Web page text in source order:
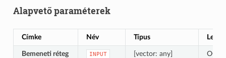
Alapvető paraméterek
Címke Név Típus Leírás
Bemeneti réteg INPUT [vector: any]